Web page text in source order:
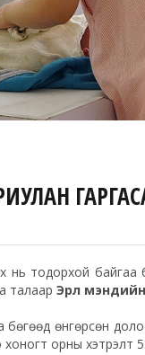
нь тодорхой
талаар Эрүүл
бөгөөд өнгөрсөн
орны хэтрэлт